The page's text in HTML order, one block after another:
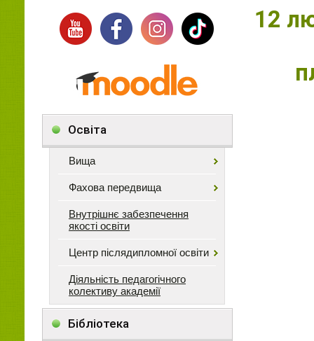
Освіта
Вища
Фахова передвища
Внутрішнє забезпечення
якості освіти
Центр післядипломної освіти
Діяльність педагогічного
колективу академії
Бібліотека
12